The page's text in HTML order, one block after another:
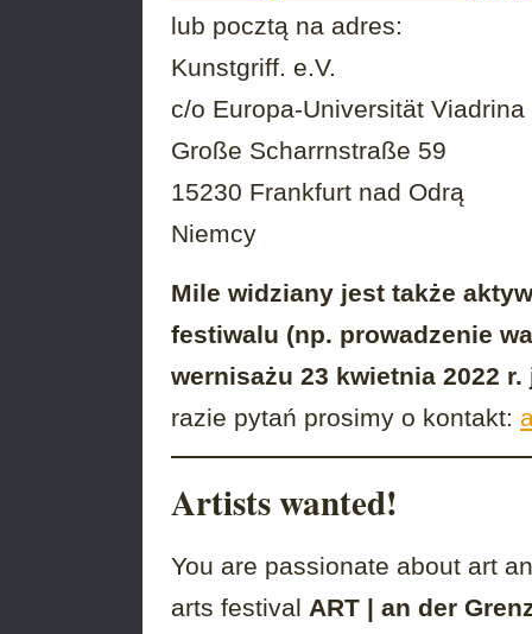
lub pocztą na adres:
Kunstgriff. e.V.
c/o Europa-Universität Viadrina
Große Scharrnstraße 59
15230 Frankfurt nad Odrą
Niemcy
Mile widziany jest także
festiwalu (np. prowadzenie
wernisażu 23 kwietnia 2022
razie pytań prosimy o kontakt:
Artists wanted!
You are passionate about art
arts festival ART | an der